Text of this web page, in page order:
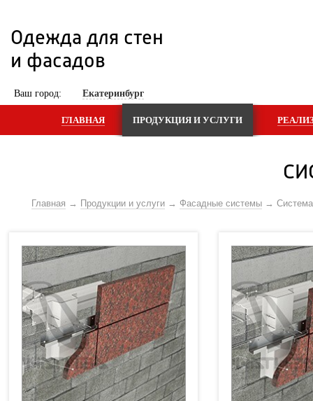
Одежда для стен
и фасадов
Ваш город: Екатеринбург
ГЛАВНАЯ ПРОДУКЦИЯ И УСЛУГИ
Главная Продукции и услуги Фасадные системы